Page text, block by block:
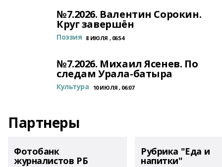
№7.2026. Валентин Сорокин.
Круг завершён
Поэзия 8 ИЮЛЯ , 06:54
№7.2026. Михаил Ясенев. По
следам Урала-батыра
Культура 10 ИЮЛЯ , 06:07
Партнеры
Фотобанк
журналистов РБ
Рубрика "Еда и
напитки"